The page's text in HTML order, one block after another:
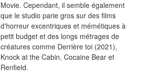
Movie. Cependant, il semble également
que le studio parie gros sur des films
d'horreur excentriques et mémétiques à
petit budget et des longs métrages de
créatures comme Derrière toi (2021),
Knock at the Cabin, Cocaine Bear et
Renfield.